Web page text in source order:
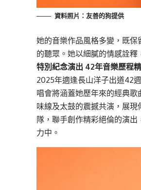
資料照片：友善的狗提供
她的音樂作品風格多變，既
的聽眾。她以細膩的情感詮
特別紀念演出 42年音樂歷程
2025年適逢長山洋子出道42
唱會將涵蓋她歷年來的經典
味線及太鼓的震撼共演，展
隊，聯手創作精彩絕倫的演
力中。